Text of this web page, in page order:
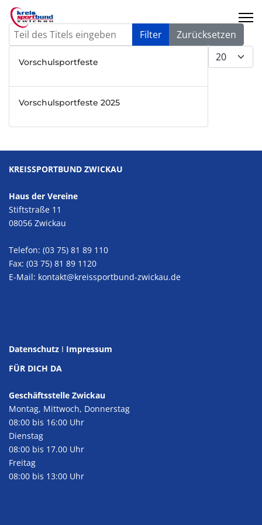
Teil des Titels eingeben Filter Zurücksetzen
Anzeige #
Vorschulsportfeste
Vorschulsportfeste 2025
KREISSPORTBUND ZWICKAU
Haus der Vereine
Stiftstraße 11
08056 Zwickau
Telefon: (03 75) 81 89 110
Fax: (03 75) 81 89 1120
E-Mail: kontakt@kreissportbund-zwickau.de
Datenschutz I Impressum
FÜR DICH DA
Geschäftsstelle Zwickau
Montag, Mittwoch, Donnerstag
08:00 bis 16:00 Uhr
Dienstag
08:00 bis 17.00 Uhr
Freitag
08:00 bis 13:00 Uhr